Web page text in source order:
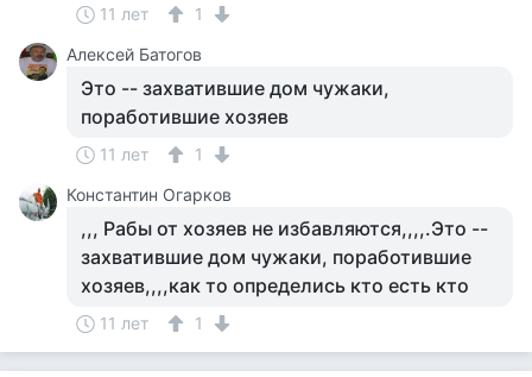
11 лет
1
Алексей Батогов
Это -- захватившие дом чужаки,
поработившие хозяев
11 лет
1
Константин Огарков
,,, Рабы от хозяев не избавляются,,,,.Это --
захватившие дом чужаки, поработившие
хозяев,,,,как то определись кто есть кто
11 лет 1